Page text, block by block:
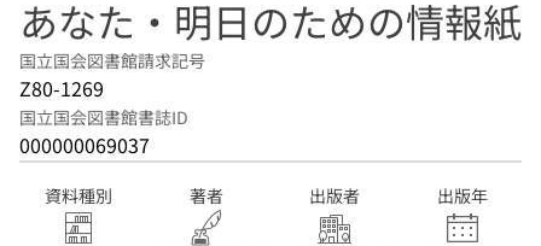
あなた・明日のための情報紙
国立国会図書館請求記号
Z80-1269
国立国会図書館書誌ID
000000069037
資料種別 著者 出版者 出版年